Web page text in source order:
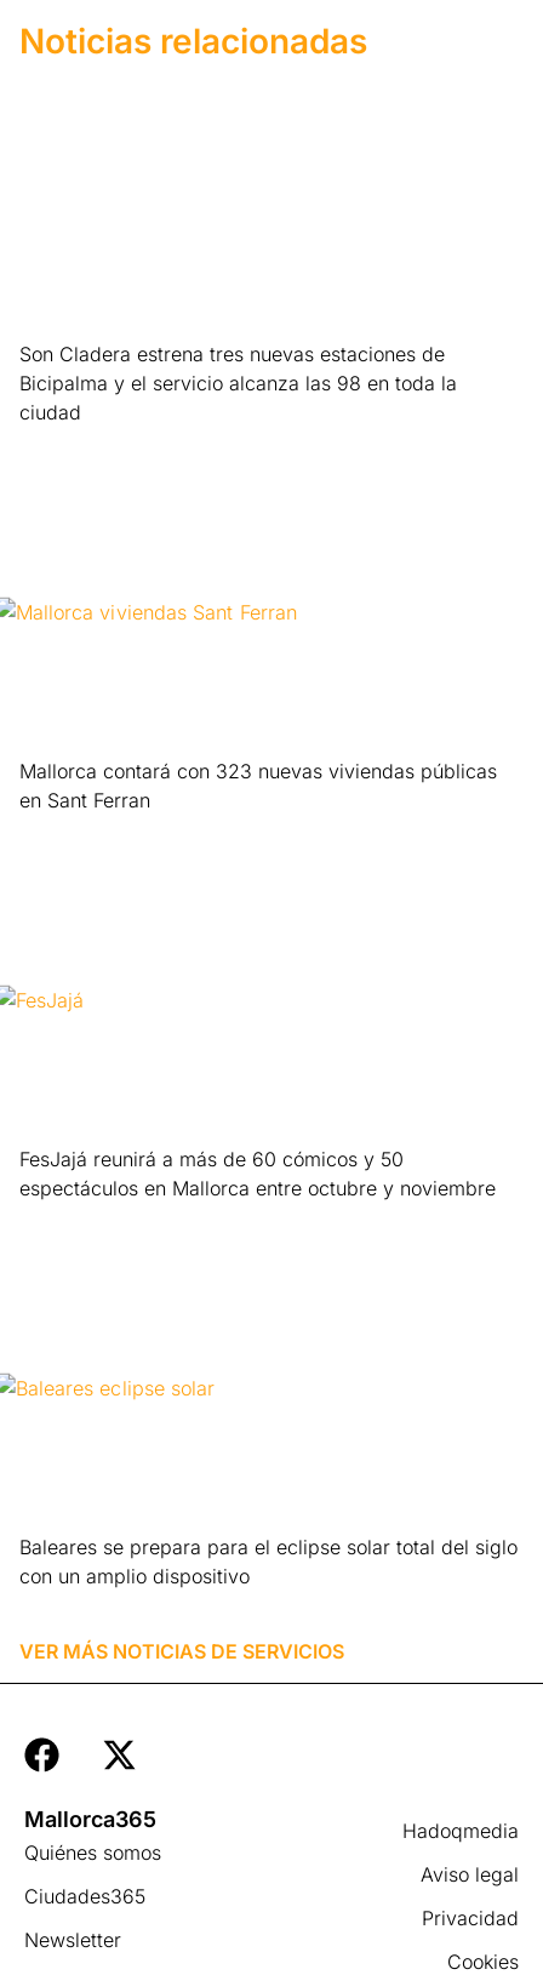
Noticias relacionadas
Son Cladera estrena tres nuevas estaciones de
Bicipalma y el servicio alcanza las 98 en toda la
ciudad
Mallorca contará con 323 nuevas viviendas públicas
en Sant Ferran
FesJajá reunirá a más de 60 cómicos y 50
espectáculos en Mallorca entre octubre y noviembre
Baleares se prepara para el eclipse solar total del siglo
con un amplio dispositivo
VER MÁS NOTICIAS DE SERVICIOS
Hadoqmedia
Aviso legal
Privacidad
Cookies
Mallorca365
Quiénes somos
Ciudades365
Newsletter